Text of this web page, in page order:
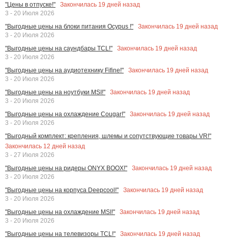
"Цены в отпуске!"
Закончилась 19 дней назад
3 - 20 Июля 2026
"Выгодные цены на блоки питания Ocypus !"
Закончилась 19 дней назад
3 - 20 Июля 2026
"Выгодные цены на саундбары TCL!"
Закончилась 19 дней назад
3 - 20 Июля 2026
"Выгодные цены на аудиотехнику Fifine!"
Закончилась 19 дней назад
3 - 20 Июля 2026
"Выгодные цены на ноутбуки MSI!"
Закончилась 19 дней назад
3 - 20 Июля 2026
"Выгодные цены на охлаждение Cougar!"
Закончилась 19 дней назад
3 - 20 Июля 2026
"Выгодный комплект: крепления, шлемы и сопутствующие товары VR!"
Закончилась 12 дней назад
3 - 27 Июля 2026
"Выгодные цены на ридеры ONYX BOOX!"
Закончилась 19 дней назад
3 - 20 Июля 2026
"Выгодные цены на корпуса Deepcool!"
Закончилась 19 дней назад
3 - 20 Июля 2026
"Выгодные цены на охлаждение MSI!"
Закончилась 19 дней назад
3 - 20 Июля 2026
"Выгодные цены на телевизоры TCL!"
Закончилась 19 дней назад